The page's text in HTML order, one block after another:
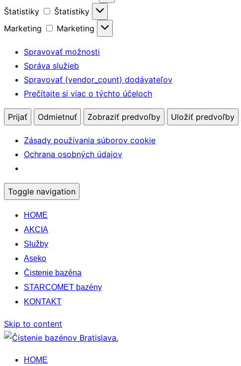
Štatistiky
Štatistiky
Marketing
Marketing
Spravovať možnosti
Správa služieb
Spravovať {vendor_count} dodávateľov
Prečítajte si viac o týchto účeloch
Prijať Odmietnuť Zobraziť predvoľby Uložiť predvoľby
Zásady používania súborov cookie
Ochrana osobných údajov
Toggle navigation
HOME
AKCIA
Služby
Aseko
Čistenie bazéna
STARCOMET bazény
KONTAKT
Skip to content
HOME